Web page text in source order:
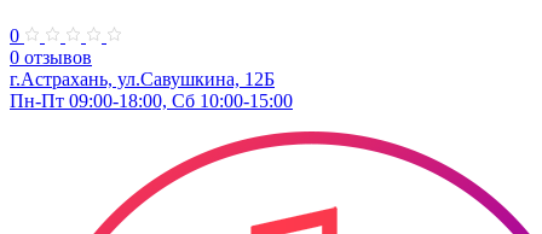
0
0 отзывов
г.Астрахань, ул.Савушкина, 12Б
Пн-Пт 09:00-18:00, Сб 10:00-15:00